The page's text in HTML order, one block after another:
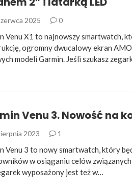
2025 0
Venu X1 to najnowszy smartwatch,
ogromny dwucalowy ekran
modeli Garmin. Jeśli szukasz
Venu 3. Nowość na
2023 1
Venu 3 to nowy smartwatch, który
w osiąganiu celów
wyposażony jest też w…